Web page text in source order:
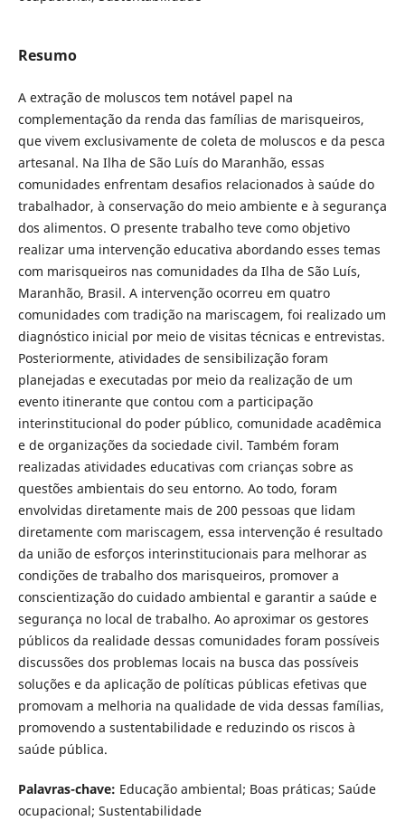
Resumo
A extração de moluscos tem notável papel na
complementação da renda das famílias de marisqueiros,
que vivem exclusivamente de coleta de moluscos e da pesca
artesanal. Na Ilha de São Luís do Maranhão, essas
comunidades enfrentam desafios relacionados à saúde do
trabalhador, à conservação do meio ambiente e à segurança
dos alimentos. O presente trabalho teve como objetivo
realizar uma intervenção educativa abordando esses temas
com marisqueiros nas comunidades da Ilha de São Luís,
Maranhão, Brasil. A intervenção ocorreu em quatro
comunidades com tradição na mariscagem, foi realizado um
diagnóstico inicial por meio de visitas técnicas e entrevistas.
Posteriormente, atividades de sensibilização foram
planejadas e executadas por meio da realização de um
evento itinerante que contou com a participação
interinstitucional do poder público, comunidade acadêmica
e de organizações da sociedade civil. Também foram
realizadas atividades educativas com crianças sobre as
questões ambientais do seu entorno. Ao todo, foram
envolvidas diretamente mais de 200 pessoas que lidam
diretamente com mariscagem, essa intervenção é resultado
da união de esforços interinstitucionais para melhorar as
condições de trabalho dos marisqueiros, promover a
conscientização do cuidado ambiental e garantir a saúde e
segurança no local de trabalho. Ao aproximar os gestores
públicos da realidade dessas comunidades foram possíveis
discussões dos problemas locais na busca das possíveis
soluções e da aplicação de políticas públicas efetivas que
promovam a melhoria na qualidade de vida dessas famílias,
promovendo a sustentabilidade e reduzindo os riscos à
saúde pública.
Palavras-chave: Educação ambiental; Boas práticas; Saúde
ocupacional; Sustentabilidade